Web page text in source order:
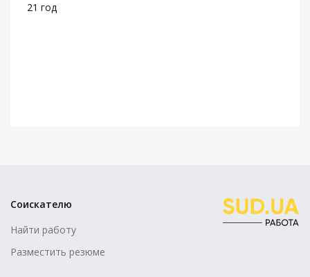
21 год
Соискателю
Найти работу
Разместить резюме